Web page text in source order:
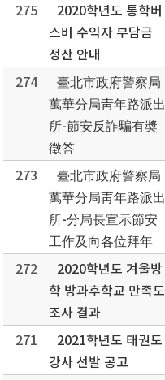
275
2020학년도 통학버
스비 수익자 부담금
정산 안내
274
臺北市政府警察局
萬華分局靑年路派出
所-節安反詐騙有奬
徵答
273
臺北市政府警察局
萬華分局靑年路派出
所-分局長宣示節安
工作及向各位拜年
272
2020학년도 겨울방
학 방과후학교 만족도
조사 결과
271
2021학년도 태권도
강사 선발 공고